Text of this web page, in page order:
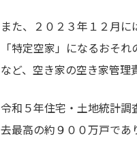
また、２０２３年１２月
「特定空家」になるおそ
など、空き家の空き家管理
令和５年住宅・土地統計
去最高の約９００万戸であ